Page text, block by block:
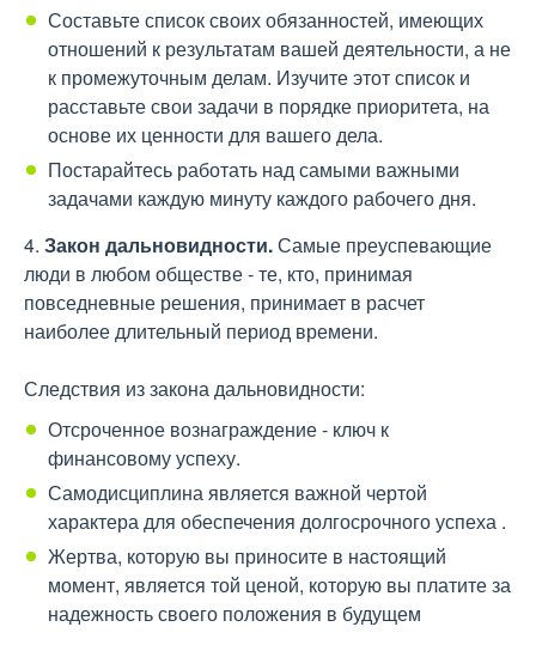
Составьте список своих обязанностей, имеющих
отношений к результатам вашей деятельности, а не
к промежуточным делам. Изучите этот список и
расставьте свои задачи в порядке приоритета, на
основе их ценности для вашего дела.
Постарайтесь работать над самыми важными
задачами каждую минуту каждого рабочего дня.
4. Закон дальновидности.Самые преуспевающие
люди в любом обществе - те, кто, принимая
повседневные решения, принимает в расчет
наиболее длительный период времени.
Следствия из закона дальновидности:
Отсроченное вознаграждение - ключ к
финансовому успеху.
Самодисциплина является важной чертой
характера для обеспечения долгосрочного успеха .
Жертва, которую вы приносите в настоящий
момент, является той ценой, которую вы платите за
надежность своего положения в будущем